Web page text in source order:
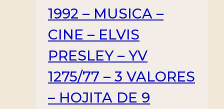
1992 – MUSICA –
CINE – ELVIS
PRESLEY – YV
1275/77 – 3 VALORES
– HOJITA DE 9